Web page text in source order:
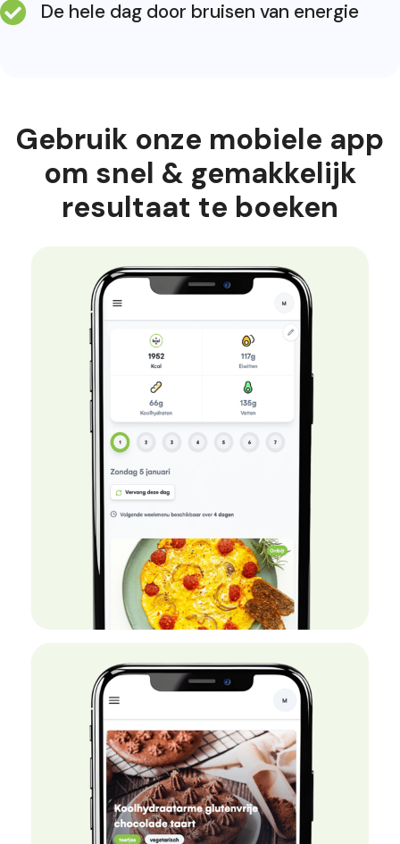
De hele dag door bruisen van energie
Gebruik onze mobiele app
om snel & gemakkelijk
resultaat te boeken